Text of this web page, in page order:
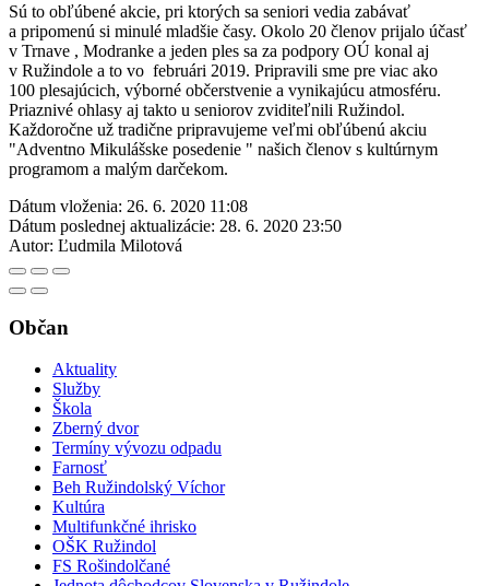
Sú to obľúbené akcie, pri ktorých sa seniori vedia zabávať
a pripomenú si minulé mladšie časy. Okolo 20 členov prijalo účasť
v Trnave , Modranke a jeden ples sa za podpory OÚ konal aj
v Ružindole a to vo februári 2019. Pripravili sme pre viac ako
100 plesajúcich, výborné občerstvenie a vynikajúcu atmosféru.
Priaznivé ohlasy aj takto u seniorov zviditeľnili Ružindol.
Každoročne už tradične pripravujeme veľmi obľúbenú akciu
"Adventno Mikulášske posedenie " našich členov s kultúrnym
programom a malým darčekom.
Dátum vloženia: 26. 6. 2020 11:08
Dátum poslednej aktualizácie: 28. 6. 2020 23:50
Autor: Ľudmila Milotová
Občan
Aktuality
Služby
Škola
Zberný dvor
Termíny vývozu odpadu
Farnosť
Beh Ružindolský Víchor
Kultúra
Multifunkčné ihrisko
OŠK Ružindol
FS Rošindolčané